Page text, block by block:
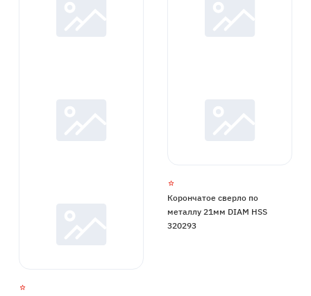
Корончатое сверло по
металлу 21мм DIAM HSS
320293